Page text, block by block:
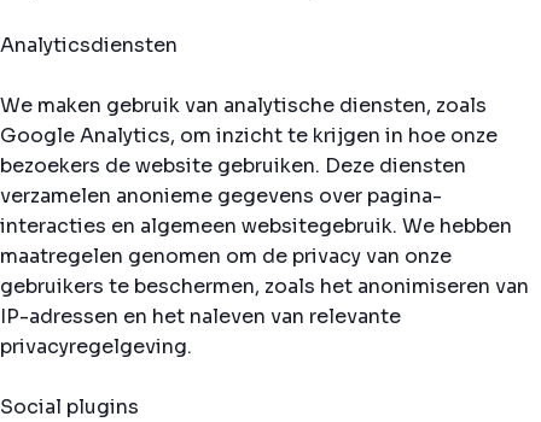
Analyticsdiensten
We maken gebruik van analytische diensten, zoals
Google Analytics, om inzicht te krijgen in hoe onze
bezoekers de website gebruiken. Deze diensten
verzamelen anonieme gegevens over pagina-
interacties en algemeen websitegebruik. We hebben
maatregelen genomen om de privacy van onze
gebruikers te beschermen, zoals het anonimiseren van
IP-adressen en het naleven van relevante
privacyregelgeving.
Social plugins